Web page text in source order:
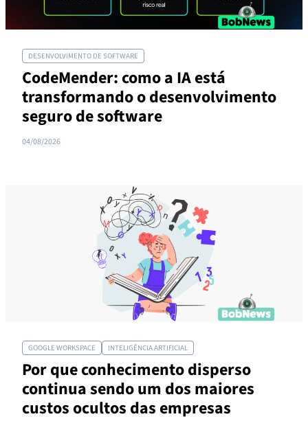
DESENVOLVIMENTO DE SOFTWARE
CodeMender: como a IA está
transformando o desenvolvimento
seguro de software
04/08/2026
GOOGLE WORKSPACE INTELIGÊNCIA ARTIFICIAL
Por que conhecimento disperso
continua sendo um dos maiores
custos ocultos das empresas